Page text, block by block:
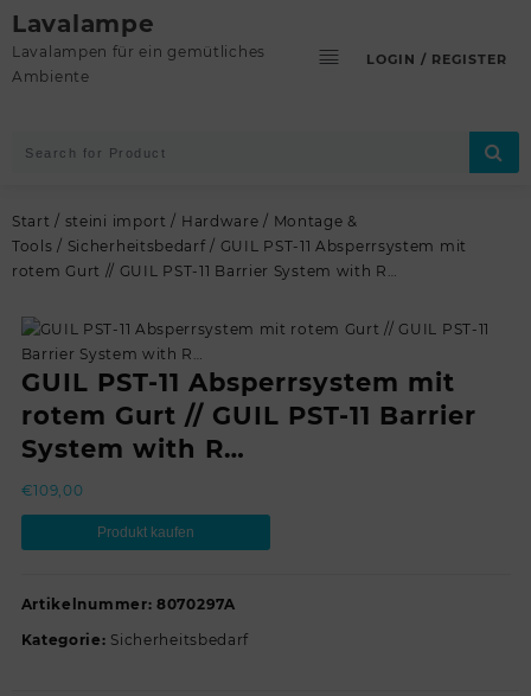
Skip
to
content
Lavalampe
Lavalampen für ein gemütliches
Ambiente
LOGIN / REGISTER
Start / steini import / Hardware / Montage &
Tools / Sicherheitsbedarf / GUIL PST-11 Absperrsystem mit
rotem Gurt // GUIL PST-11 Barrier System with R…
GUIL PST-11 Absperrsystem mit
rotem Gurt // GUIL PST-11 Barrier
System with R…
€109,00
Produkt kaufen
Artikelnummer: 8070297A
Kategorie: Sicherheitsbedarf